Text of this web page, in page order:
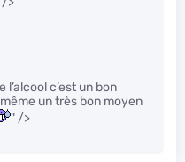
c’est un bon
un très bon moyen
" />